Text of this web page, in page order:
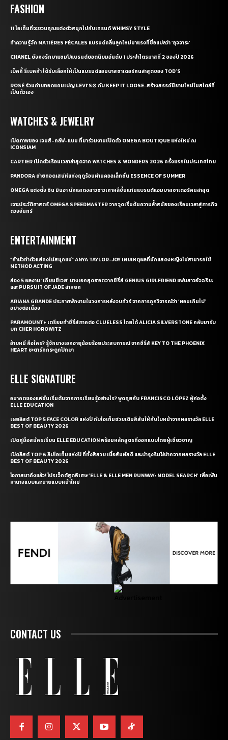
FASHION
11 ไอเท็มที่จะชวนคุณแต่งตัวสนุกไปกับเทรนด์ WHIMSY STYLE
ทำความรู้จัก MATIÈRES FÉCALES แบรนด์คลื่นลูกใหม่มาแรงที่ชื่อแปลว่า ‘อุจจาระ’
CHANEL ยังคงรักษาแชมป์แบรนด์ยอดนิยมอันดับ 1 ประจำไตรมาสที่ 2 ของปี 2026
เบ็คกี้ รีเบคก้า ได้รับเลือกให้เป็นแบรนด์แอมบาสซาเดอร์คนล่าสุดของ TOD’S
ROSÉ ร่วมถ่ายทอดแคมเปญ LEVI’S® กับ KEEP IT LOOSE. สร้างสรรค์นิยามใหม่ในสไตล์ที่
เป็นตัวเอง
WATCHES & JEWELRY
เปิดภาพของ เจมส์-กลัฟ-แบม ที่มาร่วมงานเปิดตัว OMEGA BOUTIQUE แห่งใหม่ ณ
ICONSIAM
CARTIER เปิดตัวเรือนเวลาล่าสุดจาก WATCHES & WONDERS 2026 ครั้งแรกในประเทศไทย
PANDORA ถ่ายทอดเสน่ห์แห่งฤดูร้อนผ่านคอลเล็กชั่น ESSENCE OF SUMMER
OMEGA แต่งตั้ง ชิน มินอา นักแสดงสาวชาวเกาหลีขึ้นแท่นแบรนด์แอมบาสซาเดอร์คนล่าสุด
เจาะประวัติศาสตร์ OMEGA SPEEDMASTER จากจุดเริ่มต้นความล้ำสมัยของเรือนเวลาสู่ภารกิจ
ดวงจันทร์
ENTERTAINMENT
“ถ้ามัวทำตัวแย่คงไม่สนุกแน่” ANYA TAYLOR-JOY เผยเหตุผลที่นักแสดงหญิงไม่สามารถใช้
METHOD ACTING
ส่อง 5 ผลงาน ‘เถียนซีเวย’ นางเอกสุดฮอตจากซีรี่ส์ GENIUS GIRLFRIEND แฟนสาวอัจฉริยะ
และ PURSUIT OF JADE ล่าหยก
ARIANA GRANDE ประกาศพักงานในวงการหลังจบทัวร์ จากการถูกวิจารณ์ว่า ‘ผอมเกินไป’
อย่างต่อเนื่อง
PARAMOUNT+ เตรียมทำซีรี่ส์ภาคต่อ CLUELESS โดยได้ ALICIA SILVERSTONE กลับมารับ
บท CHER HOROWITZ
อ้ายหมี่ คือใคร? รู้จักนางเอกอายุน้อยร้อยประสบการณ์ จากซีรี่ส์ KEY TO THE PHOENIX
HEART ชะตารักกระดูกปักษา
ELLE SIGNATURE
อนาคตของแฟชั่นเริ่มต้นจากการเรียนรู้อย่างไร? พูดคุยกับ FRANCISCO LÓPEZ ผู้ก่อตั้ง
ELLE EDUCATION
เผยลิสต์ TOP 5 FACE COLOR แห่งปี กับไอเท็มช่วยเติมสีสันให้กับใบหน้าจากผลรางวัล ELLE
BEST OF BEAUTY 2026
เปิดคู่มือสมัครเรียน ELLE EDUCATION พร้อมหลักสูตรที่ออกแบบโดยผู้เชี่ยวชาญ
เปิดลิสต์ TOP 6 ลิปไอเท็มแห่งปี ที่ทั้งสีสวย เนื้อสัมผัสดี และบำรุงริมฝีปากจากผลรางวัล ELLE
BEST OF BEAUTY 2026
โอกาสมาถึงแล้ว! โปรเจ็กต์สุดพิเศษ ‘ELLE & ELLE MEN RUNWAY: MODEL SEARCH’ เพื่อเฟ้น
หานางแบบและนายแบบหน้าใหม่
CONTACT US